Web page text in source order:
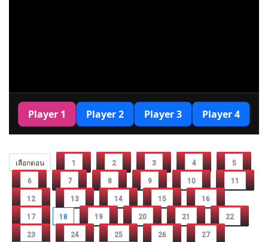
เลือกตอน 1 2 3 4 5
6 7 8 9 10 11
12 13 14 15 16
17 18 19 20 21 22
23 24 25 26 27